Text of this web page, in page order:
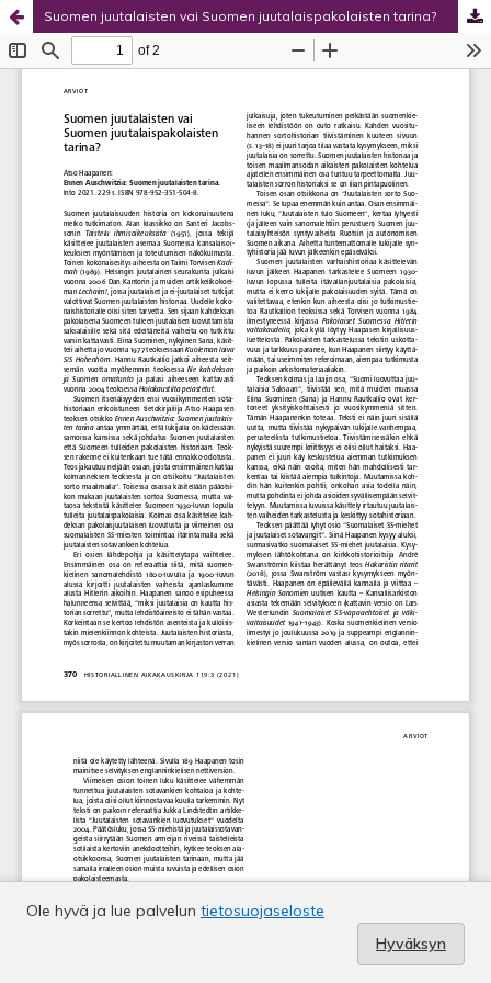
Suomen juutalaisten vai Suomen juutalaispakolaisten tarina?
Ole hyvä ja lue palvelun tietosuojaseloste
Hyväksyn
Palvelua ylläpitää